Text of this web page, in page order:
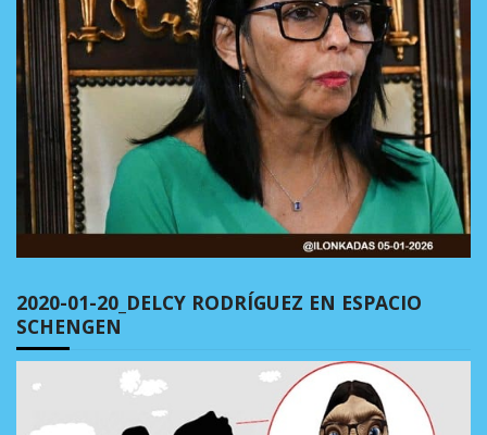
2020-01-20_DELCY RODRÍGUEZ EN ESPACIO
SCHENGEN